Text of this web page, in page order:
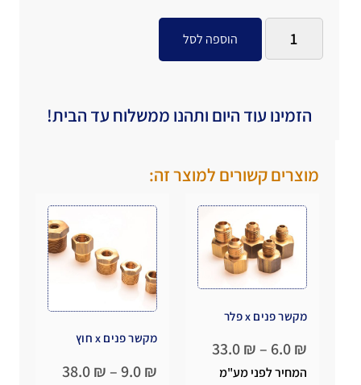
הוספה לסל
הזמינו עוד היום ותהנו ממשלוח עד הבית!
מוצרים קשורים למוצר זה:
מקשר פנים x פלר
₪
–
₪
המחיר לפני מע"מ
מקשר פנים x חוץ
₪
–
₪